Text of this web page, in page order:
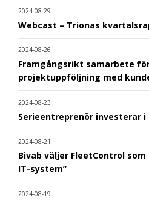
2024-08-29
Webcast – Trionas
2024-08-26
Framgångsrikt samarbete
projektuppföljning med
2024-08-23
Serieentreprenör investerar i
2024-08-21
Bivab väljer FleetControl
IT-system”
2024-08-19